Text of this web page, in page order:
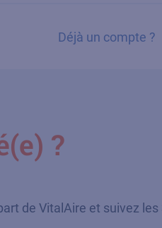
Déjà un compte ?
?
de VitalAire et suivez les